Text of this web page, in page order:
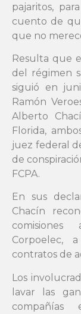
pajaritos,
cuento de
que no
Resulta que
del régimen
siguió en
Ramón
Alberto
Florida,
juez federal
de
FCPA.
En sus
Chacín
Corpoelec,
contratos de
Los
lavar las
compañías